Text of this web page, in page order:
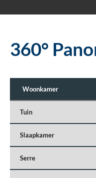
360°
Woonkamer
Tuin
Slaapkamer
Serre